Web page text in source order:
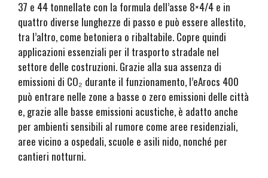
37 e 44 tonnellate con la formula dell’asse 8×4/4 e in
quattro diverse lunghezze di passo e può essere allestito,
tra l’altro, come betoniera o ribaltabile. Copre quindi
applicazioni essenziali per il trasporto stradale nel
settore delle costruzioni. Grazie alla sua assenza di
emissioni di CO₂ durante il funzionamento, l’eArocs 400
può entrare nelle zone a basse o zero emissioni delle città
e, grazie alle basse emissioni acustiche, è adatto anche
per ambienti sensibili al rumore come aree residenziali,
aree vicino a ospedali, scuole e asili nido, nonché per
cantieri notturni.